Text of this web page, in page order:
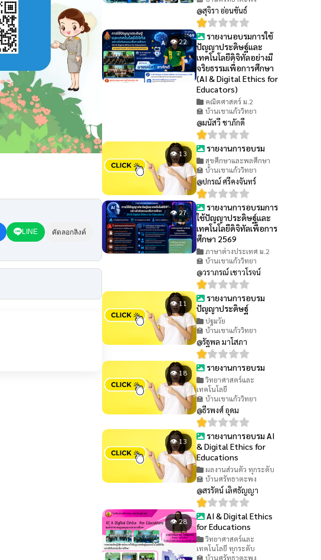
LINE คัดลอกลิงค์
@สุจิรา อ่อนขันธ์
👁 22
รายงานอบรมการใช้
ปัญญาประดิษฐ์และ
เทคโนโลยีดิจิทัลอย่างมี
จริยธรรมเพื่อการศึกษา
(AI & Digital Ethics for
Educators)
คณิตศาสตร์ ม.2
🏫 บ้านเขาแก้ววิทยา
@มนัสวี ชาภักดี
👁 13 รายงานการอบรม
สุขศึกษาและพลศึกษา
🏫 บ้านเขาแก้ววิทยา
@ปกรณ์ ศรีคงจันทร์
👁 27
รายงานการอบรมการ
ใช้ปัญญาประดิษฐ์และ
เทคโนโลยีดิจิทัลเพื่อการ
ศึกษา 2569
ภาษาต่างประเทศ ม.2
🏫 บ้านเขาแก้ววิทยา
@วราภรณ์ เชาวโรจน์
👁 11
รายงานการอบรม
ปัญญาประดิษฐ์
ปฐมวัย
🏫 บ้านเขาแก้ววิทยา
@รัฐพล มาโสภา
👁 18 รายงานการอบรม
วิทยาศาสตร์และ
เทคโนโลยี
🏫 บ้านเขาแก้ววิทยา
@ธีรพงศ์ อุดม
👁 13
รายงานการอบรม AI
& Digital Ethics for
Educations
ผลงานส่วนตัว ทุกระดับ
🏫 บ้านศรัทธาตะพง
@สรรัตน์ เลิศธัญญา
👁 28
AI & Digital Ethics
for Educations
วิทยาศาสตร์และ
เทคโนโลยี ทุกระดับ
🏫 บ้านศรัทธาตะพง